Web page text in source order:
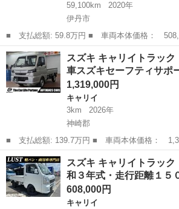
59,100km
2020年
伊丹市
■ 支払総額: 59.8万円 ■ 車両本体価格： 508,000 円 ■ メーカー
名： スズキ ■ 車種名： キャリイトラック
Ｃエアコン・パワステ 令和２年式・走行距離
車・３方開・...
兵庫 伊丹市 キャリイ
スズキ キャリイトラッ
車スズキセーフティサ
1,319,000円
キャリイ
3km
2026年
神崎郡
■ 支払総額: 139.7万円 ■ 車両本体価格： 1,319,000 円 ■ メーカ
ー名： スズキ ■ 車種名： キャリイトラッ
ＫＣ 届出済未使用車スズキセーフティサポー
ブレーキ...
兵庫 神崎郡 キャリイ
スズキ キャリイトラッ
和３年式・走行距離１５
608,000円
キャリイ